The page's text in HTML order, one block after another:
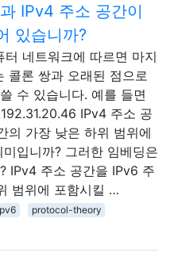
IPv4 주소 공간이
있습니까?
네트워크에 따르면 마지
콜론 쌍과 오래된 점으로
수 있습니다. 예를 들면
IPv4 주소 공
의 가장 낮은 하위 범위에
입니까? 그러한 임베딩은
IPv4 주소 공간을 IPv6 주
범위에 포함시킬 …
protocol-theory